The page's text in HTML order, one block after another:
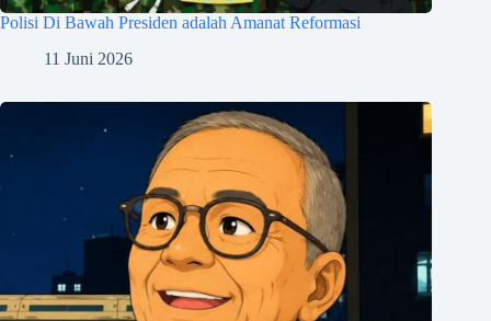
Polisi Di Bawah Presiden adalah Amanat Reformasi
11 Juni 2026